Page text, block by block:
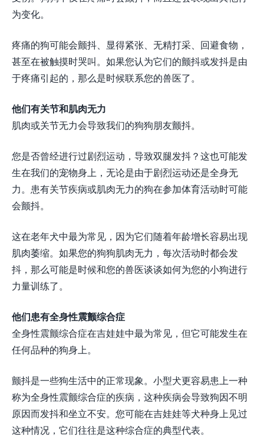
为变化。
疼痛的狗可能会颤抖、显得紧张、无精打采、回避食物，
甚至在被触摸时哭叫。如果您认为它们的颤抖或发抖是由
于疼痛引起的，那么是时候联系您的兽医了。
他们有关节和肌肉无力
肌肉或关节无力会导致我们的狗狗朋友颤抖。
您是否曾经进行过剧烈运动，导致双腿发抖？这也可能发
生在我们的宠物身上，无论是由于剧烈运动还是全身无
力。患有关节疾病或肌肉无力的狗在参加体育活动时可能
会颤抖。
这在老年犬中最为常见，因为它们随着年龄增长容易出现
肌肉萎缩。如果您的狗狗肌肉无力，每次活动时都会发
抖，那么可能是时候和您的兽医谈谈如何为您的小狗进行
力量训练了。
他们患有全身性震颤综合症
全身性震颤综合症在吉娃娃中最为常见，但它可能发生在
任何品种的狗身上。
颤抖是一些狗生活中的正常现象。小型犬更容易患上一种
称为全身性震颤综合症的疾病，这种疾病会导致狗因不明
原因而发抖和坐立不安。您可能在吉娃娃等犬种身上见过
这种情况，它们往往是这种综合症的典型代表。